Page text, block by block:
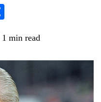
di
vi
di
1 min read